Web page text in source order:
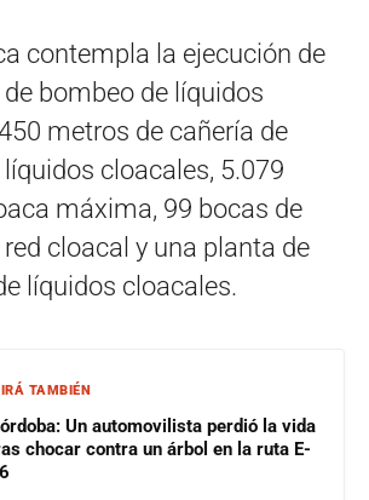
contempla la ejecución de
bombeo de líquidos
metros de cañería de
cloacales, 5.079
máxima, 99 bocas de
cloacal y una planta de
líquidos cloacales.
TAMBIÉN
Un automovilista perdió la vida
chocar contra un árbol en la ruta E-